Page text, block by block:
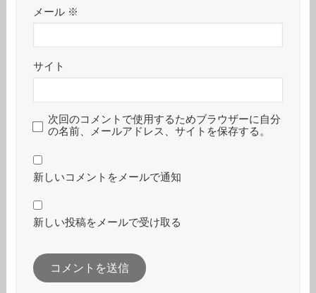
メール ※
サイト
次回のコメントで使用するためブラウザーに自分
の名前、メールアドレス、サイトを保存する。
新しいコメントをメールで通知
新しい投稿をメールで受け取る